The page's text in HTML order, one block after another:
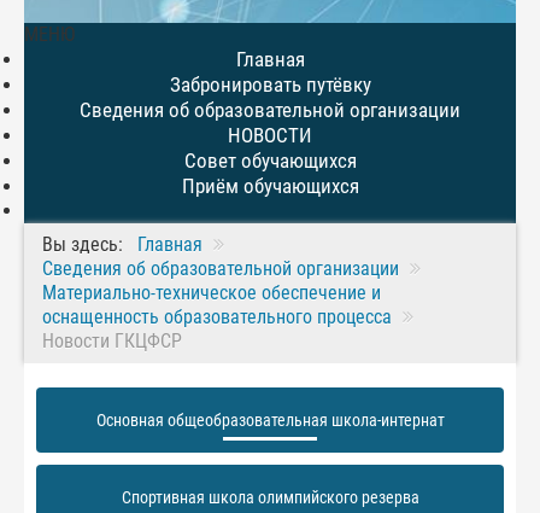
МЕНЮ
Главная
Забронировать путёвку
Сведения об образовательной организации
НОВОСТИ
Совет обучающихся
Приём обучающихся
Вы здесь:
Главная
Сведения об образовательной организации
Материально-техническое обеспечение и
оснащенность образовательного процесса
Новости ГКЦФСР
Основная общеобразовательная школа-интернат
Спортивная школа олимпийского резерва